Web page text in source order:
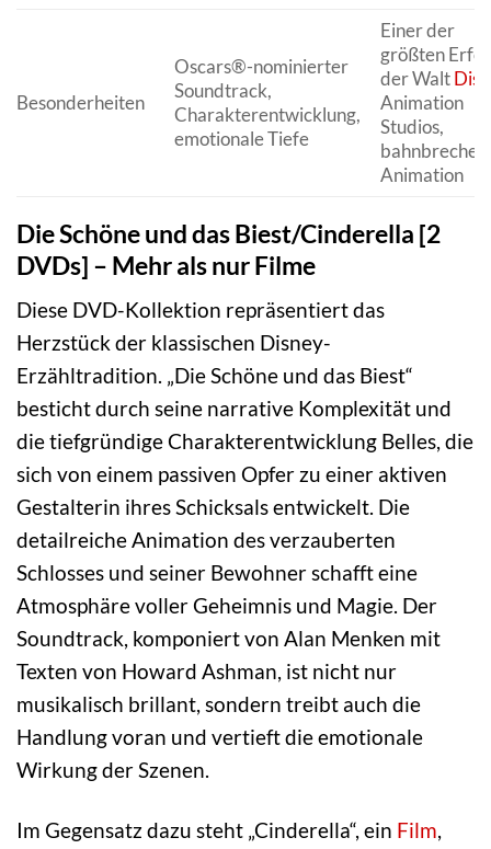
Besonderheiten
Oscars®-nominierter
Soundtrack,
Charakterentwicklung,
emotionale Tiefe
Einer der
größten
der Walt
Animation
Studios,
Animation
Die Schöne und das Biest/Cinderella [2
DVDs] – Mehr als nur Filme
Diese DVD-Kollektion repräsentiert das
Herzstück der klassischen Disney-
Erzähltradition. „Die Schöne und das Biest“
besticht durch seine narrative Komplexität und
die tiefgründige Charakterentwicklung Belles, die
sich von einem passiven Opfer zu einer aktiven
Gestalterin ihres Schicksals entwickelt. Die
detailreiche Animation des verzauberten
Schlosses und seiner Bewohner schafft eine
Atmosphäre voller Geheimnis und Magie. Der
Soundtrack, komponiert von Alan Menken mit
Texten von Howard Ashman, ist nicht nur
musikalisch brillant, sondern treibt auch die
Handlung voran und vertieft die emotionale
Wirkung der Szenen.
Im Gegensatz dazu steht „Cinderella“, ein Film,